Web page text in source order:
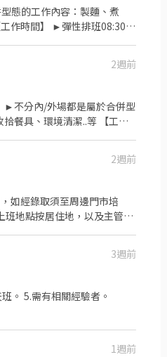
態的工作內容：製麵、煮
作時間】 ►彈性排班08:30-
2週前
►不分內/外場都是屬於合併型
餐具、環境清潔..等 【工作
2週前
如經錄取須至周邊門市培
班地點按居住地，以及主管面
阿爾法，需要你的加入！
質， 對餐飲充滿熱誠，客人
入袋。 每個月只要上滿
按比例給你，好好休息也
務 送餐、確認出餐品質、協
餐廚助手 基本工作： 打菜備
作切肉機及刀具） 洗碗、清
3週前
。 5.需有相關經驗者。
1週前